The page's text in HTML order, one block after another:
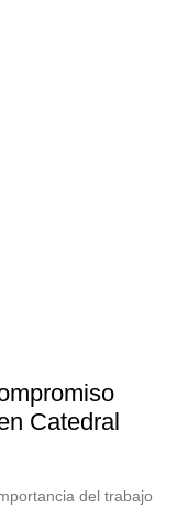
Catedral
del trabajo